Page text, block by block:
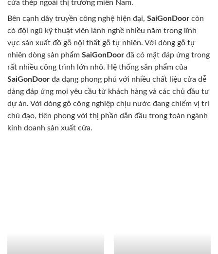
cửa thép ngoài thị trường miền Nam.
Bên cạnh dây truyền công nghệ hiện đại, SaiGonDoor còn
có đội ngũ kỹ thuật viên lành nghề nhiều năm trong lĩnh
vực sản xuất đồ gỗ nội thất gỗ tự nhiên. Với dòng gỗ tự
nhiên dòng sản phẩm SaiGonDoor đã có mặt đáp ứng trong
rất nhiều công trình lớn nhỏ. Hệ thống sản phẩm của
SaiGonDoor đa dạng phong phú với nhiều chất liệu cửa dễ
dàng đáp ứng mọi yêu cầu từ khách hàng và các chủ đầu tư
dự án. Với dòng gỗ công nghiệp chịu nước đang chiếm vị trí
chủ đạo, tiên phong với thị phần dẫn đầu trong toàn ngành
kinh doanh sản xuất cửa.